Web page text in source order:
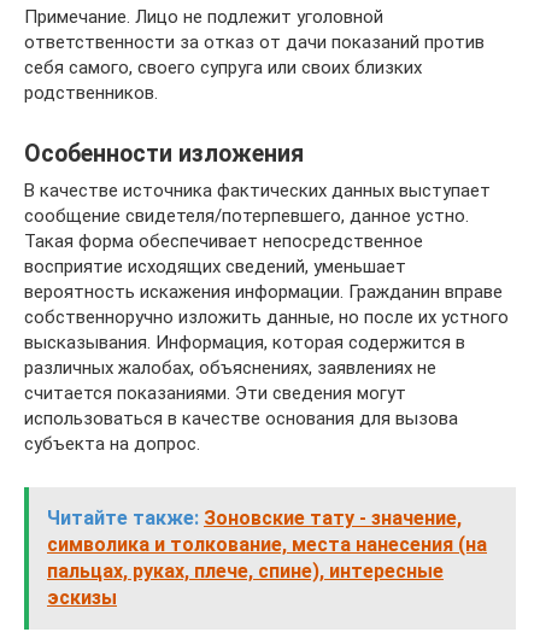
Примечание. Лицо не подлежит уголовной
ответственности за отказ от дачи показаний против
себя самого, своего супруга или своих близких
родственников.
Особенности изложения
В качестве источника фактических данных выступает
сообщение свидетеля/потерпевшего, данное устно.
Такая форма обеспечивает непосредственное
восприятие исходящих сведений, уменьшает
вероятность искажения информации. Гражданин вправе
собственноручно изложить данные, но после их устного
высказывания. Информация, которая содержится в
различных жалобах, объяснениях, заявлениях не
считается показаниями. Эти сведения могут
использоваться в качестве основания для вызова
субъекта на допрос.
Читайте также: Зоновские тату - значение,
символика и толкование, места нанесения (на
пальцах, руках, плече, спине), интересные
эскизы